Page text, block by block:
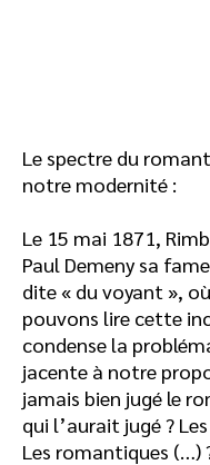
Le spectre du
notre modernité :
Le 15 mai 1871,
Paul Demeny sa
dite « du voyant »,
pouvons lire cette
condense la
jacente à notre
jamais bien jugé le
qui l’aurait jugé ?
Les romantiques (…)